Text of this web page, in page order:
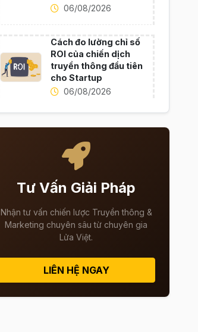
06/08/2026
Cách đo lường chỉ số
ROI của chiến dịch
truyền thông đầu tiên
cho Startup
06/08/2026
Tư Vấn Giải Pháp
Nhận tư vấn chiến lược Truyền thông &
Marketing chuyên sâu từ chuyên gia
Lửa Việt.
LIÊN HỆ NGAY